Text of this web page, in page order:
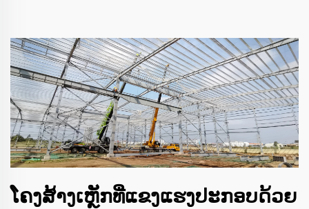
ໂຄງສ້າງເຫຼັກທີ່ແຂງແຮງປະກອບດ້ວຍ